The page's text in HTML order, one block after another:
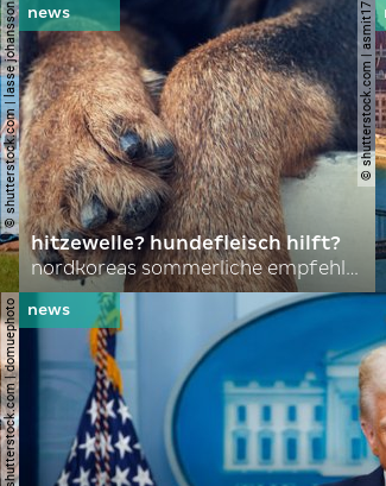
© shutterstock.com | lasse johansson © shutterstock.com | asmit17
hitzewelle? hundefleisch hilft?
nordkoreas sommerliche empfehlungen
© shutterstock.com | domuephoto